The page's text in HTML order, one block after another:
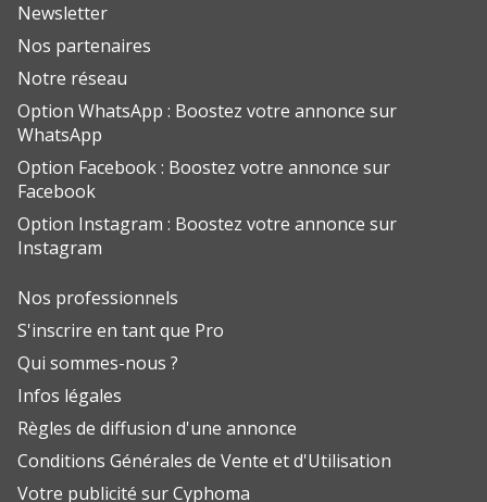
Newsletter
Nos partenaires
Notre réseau
Option WhatsApp : Boostez votre annonce sur
WhatsApp
Option Facebook : Boostez votre annonce sur
Facebook
Option Instagram : Boostez votre annonce sur
Instagram
Nos professionnels
S'inscrire en tant que Pro
Qui sommes-nous ?
Infos légales
Règles de diffusion d'une annonce
Conditions Générales de Vente et d'Utilisation
Votre publicité sur Cyphoma